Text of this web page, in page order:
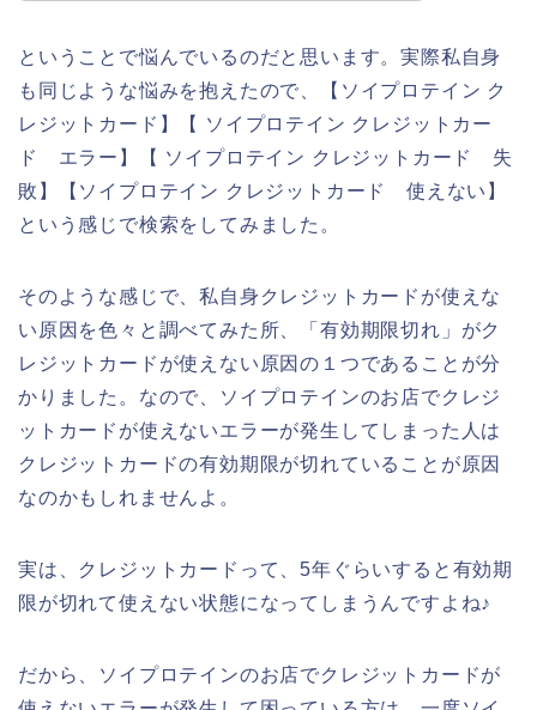
ということで悩んでいるのだと思います。実際私自身
も同じような悩みを抱えたので、【ソイプロテイン ク
レジットカード】【 ソイプロテイン クレジットカー
ド エラー】【 ソイプロテイン クレジットカード 失
敗】【ソイプロテイン クレジットカード 使えない】
という感じで検索をしてみました。
そのような感じで、私自身クレジットカードが使えな
い原因を色々と調べてみた所、「有効期限切れ」がク
レジットカードが使えない原因の１つであることが分
かりました。なので、ソイプロテインのお店でクレジ
ットカードが使えないエラーが発生してしまった人は
クレジットカードの有効期限が切れていることが原因
なのかもしれませんよ。
実は、クレジットカードって、5年ぐらいすると有効期
限が切れて使えない状態になってしまうんですよね♪
だから、ソイプロテインのお店でクレジットカードが